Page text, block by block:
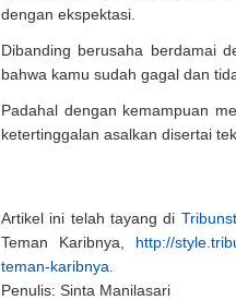
dengan ekspektasi.
Dibanding berusaha berdamai
bahwa kamu sudah gagal dan
Padahal dengan kemampuan
ketertinggalan asalkan disertai
Artikel ini telah tayang di
Teman Karibnya, http://
teman-karibnya
Penulis: Sinta Manilasari